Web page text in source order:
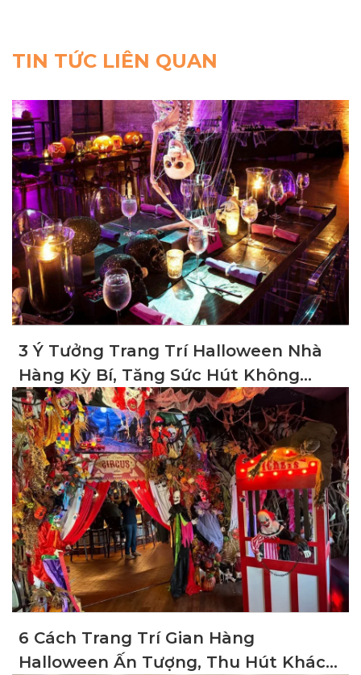
TIN TỨC LIÊN QUAN
3 Ý Tưởng Trang Trí Halloween Nhà
Hàng Kỳ Bí, Tăng Sức Hút Không
Gian
6 Cách Trang Trí Gian Hàng
Halloween Ấn Tượng, Thu Hút Khách